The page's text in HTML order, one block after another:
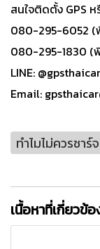
สนใจติดตั้ง GPS
080-295-6052 (
080-295-1830 (
LINE: @gpsthaicar
Email:
ทำไมไม่ควรชา
เนื้อหาที่เกี่ยวข้